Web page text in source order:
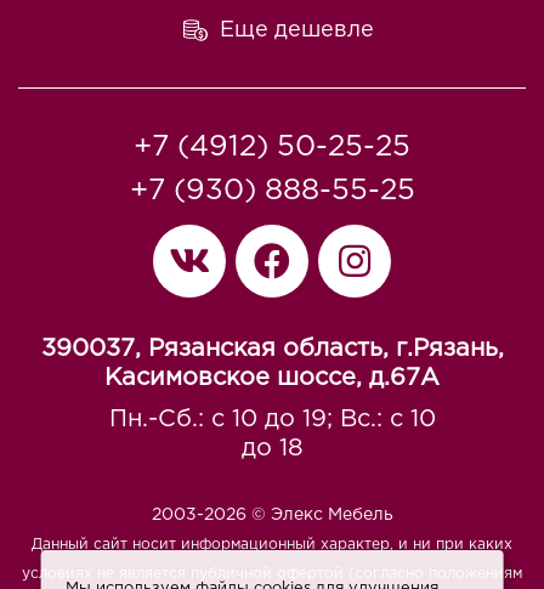
Еще дешевле
+7 (4912) 50-25-25
+7 (930) 888-55-25
390037, Рязанская область, г.Рязань,
Касимовское шоссе, д.67A
Пн.-Сб.: с 10 до 19; Вс.: с 10
до 18
2003-2026 © Элекс Мебель
Данный сайт носит информационный характер, и ни при каких
условиях не является публичной офертой (согласно положениям